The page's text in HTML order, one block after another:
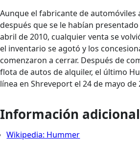
Aunque el fabricante de automóviles
después que se le habían
abril de 2010, cualquier venta se
el inventario se agotó y los
comenzaron a cerrar. Después de
flota de autos de alquiler, el último
línea en Shreveport el 24 de mayo de
Información adicional
Wikipedia: Hummer